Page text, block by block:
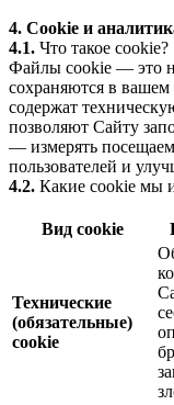
4. Cookie и
4.1. Что такое cookie?
Файлы cookie — это
сохраняются в
содержат
позволяют Сайту
— измерять
пользователей и
4.2. Какие cookie мы
Вид cookie
Технические
(обязательные)
cookie